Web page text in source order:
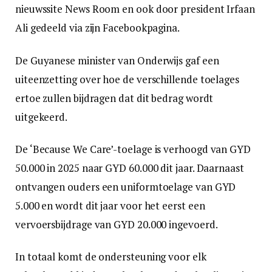
nieuwssite News Room en ook door president Irfaan
Ali gedeeld via zijn Facebookpagina.
De Guyanese minister van Onderwijs gaf een
uiteenzetting over hoe de verschillende toelages
ertoe zullen bijdragen dat dit bedrag wordt
uitgekeerd.
De ‘Because We Care’-toelage is verhoogd van GYD
50.000 in 2025 naar GYD 60.000 dit jaar. Daarnaast
ontvangen ouders een uniformtoelage van GYD
5.000 en wordt dit jaar voor het eerst een
vervoersbijdrage van GYD 20.000 ingevoerd.
In totaal komt de ondersteuning voor elk